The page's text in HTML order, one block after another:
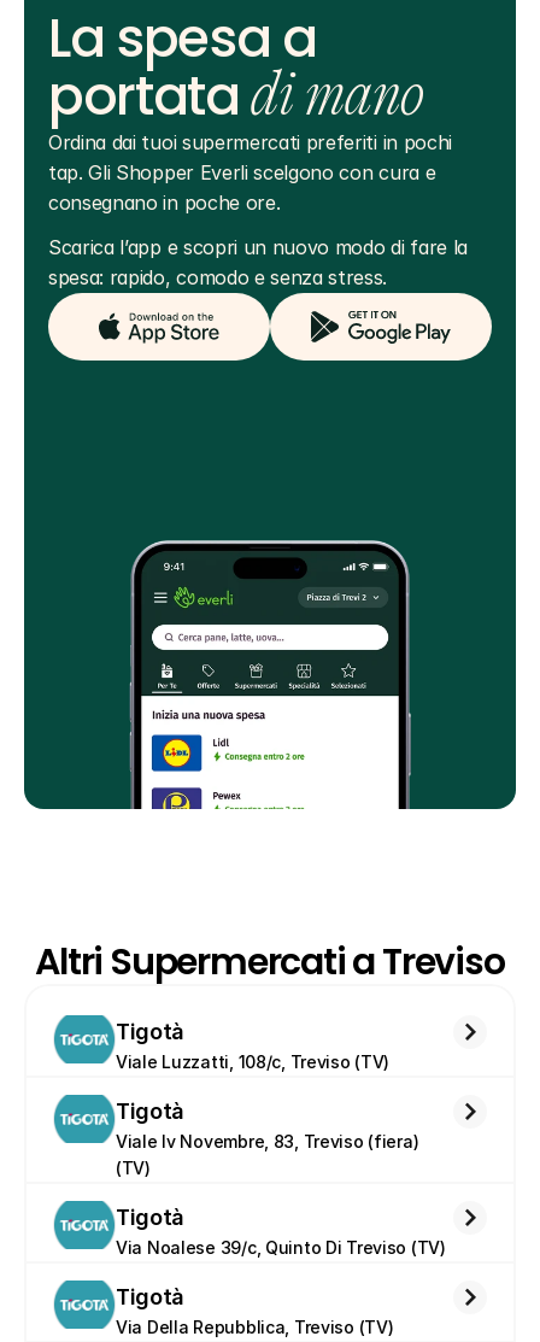
La spesa a
portatadi mano
Ordina dai tuoi supermercati preferiti in pochi
tap. Gli Shopper Everli scelgono con cura e
consegnano in poche ore.
Scarica l’app e scopri un nuovo modo di fare la
spesa: rapido, comodo e senza stress.
Altri Supermercati a Treviso
Tigotà
Viale Luzzatti, 108/c, Treviso (TV)
Tigotà
Viale Iv Novembre, 83, Treviso (fiera)
(TV)
Tigotà
Via Noalese 39/c, Quinto Di Treviso (TV)
Tigotà
Via Della Repubblica, Treviso (TV)